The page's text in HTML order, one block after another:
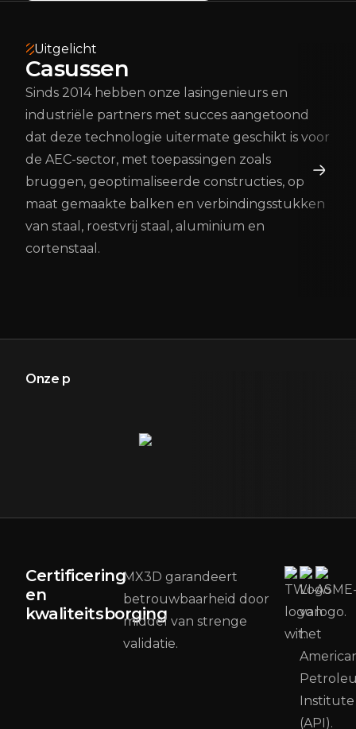
Uitgelicht
Casussen
Sinds 2014 hebben onze lasingenieurs en
industriële partners met succes aangetoond
dat deze technologie uitermate geschikt is voor
de AEC-sector, met toepassingen zoals
bruggen, geoptimaliseerde constructies, op
maat gemaakte balken en verbindingsstukken
van staal, roestvrij staal, aluminium en
cortenstaal.
Onze partners
Certificering
en
kwaliteitsborging
MX3D garandeert
betrouwbaarheid door
middel van strenge
validatie.